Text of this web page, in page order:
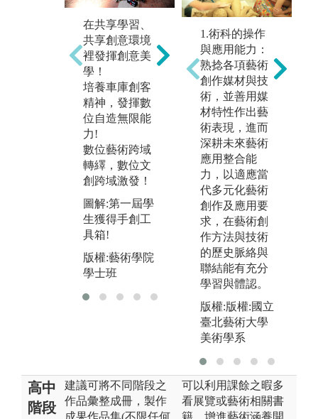
在共享學習、
共享創意環境
裡發揮創意美
學！
培養車庫創客
精神，發揮數
位自造無限能
力!
數位藝術跨域
轉繹，數位文
創跨域激發！
圖解:第一屆學
生獲得手創工
具箱!
版權:藝術學院
學士班
代藝術的 newt
圖解:藝術學院
學士班logo
版權:藝術學院
學士班
1.術科的操作
與應用能力：
熟捻各項藝術
創作媒材與技
術，並善用媒
材特性作出藝
術表現，進而
深耕未來藝術
應用整合能
力，以適應當
代多元化藝術
創作及應用要
求，在藝術創
作方法與技術
的歷史脈絡與
聯結能有充分
學習與體認。
版權:版權:國立
臺北藝術大學
美術學系
高中
階段
建議可將不同階段之
作品彙整成冊，製作
成果作品集(不限任何
可以利用課餘之暇多
看展覽或藝術相關書
籍，增進藝術涵養開